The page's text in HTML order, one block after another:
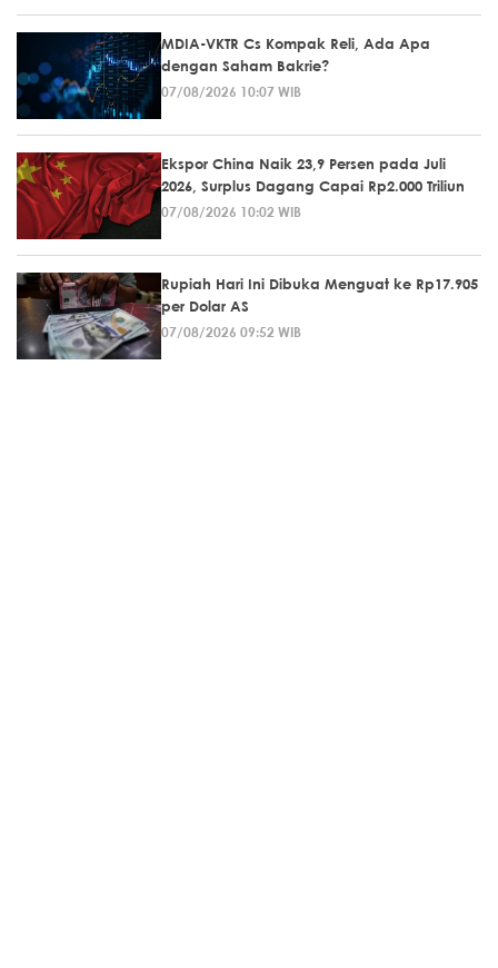
MDIA-VKTR Cs Kompak Reli, Ada Apa
dengan Saham Bakrie?
07/08/2026 10:07 WIB
Ekspor China Naik 23,9 Persen pada Juli
2026, Surplus Dagang Capai Rp2.000 Triliun
07/08/2026 10:02 WIB
Rupiah Hari Ini Dibuka Menguat ke Rp17.905
per Dolar AS
07/08/2026 09:52 WIB